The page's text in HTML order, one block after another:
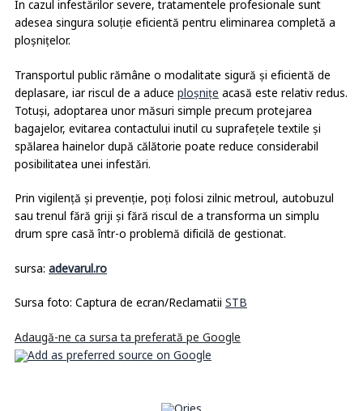
În cazul infestărilor severe, tratamentele profesionale sunt
adesea singura soluție eficientă pentru eliminarea completă a
ploșnițelor.
Transportul public rămâne o modalitate sigură și eficientă de
deplasare, iar riscul de a aduce ploșnițe acasă este relativ redus.
Totuși, adoptarea unor măsuri simple precum protejarea
bagajelor, evitarea contactului inutil cu suprafețele textile și
spălarea hainelor după călătorie poate reduce considerabil
posibilitatea unei infestări.
Prin vigilență și prevenție, poți folosi zilnic metroul, autobuzul
sau trenul fără griji și fără riscul de a transforma un simplu
drum spre casă într-o problemă dificilă de gestionat.
sursa: adevarul.ro
Sursa foto: Captura de ecran/Reclamatii STB
Adaugă-ne ca sursa ta preferată pe Google